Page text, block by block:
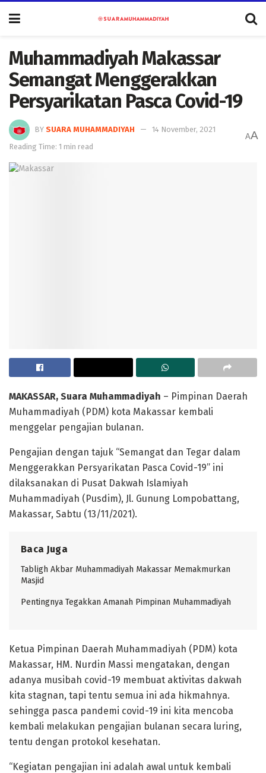
Muhammadiyah Makassar
Semangat Menggerakkan
Persyarikatan Pasca Covid-19
BY SUARA MUHAMMADIYAH
14 November, 2021
Reading Time: 1 min read
AA
MAKASSAR, Suara Muhammadiyah – Pimpinan Daerah
Muhammadiyah (PDM) kota Makassar kembali
menggelar pengajian bulanan.
Pengajian dengan tajuk “Semangat dan Tegar dalam
Menggerakkan Persyarikatan Pasca Covid-19” ini
dilaksanakan di Pusat Dakwah Islamiyah
Muhammadiyah (Pusdim), Jl. Gunung Lompobattang,
Makassar, Sabtu (13/11/2021).
Baca Juga
Tabligh Akbar Muhammadiyah Makassar Memakmurkan
Masjid
Pentingnya Tegakkan Amanah Pimpinan Muhammadiyah
Ketua Pimpinan Daerah Muhammadiyah (PDM) kota
Makassar, HM. Nurdin Massi mengatakan, dengan
adanya musibah covid-19 membuat aktivitas dakwah
kita stagnan, tapi tentu semua ini ada hikmahnya.
sehingga pasca pandemi covid-19 ini kita mencoba
kembali melakukan pengajian bulanan secara luring,
tentu dengan protokol kesehatan.
“Kegiatan pengajian ini adalah awal untuk kembali